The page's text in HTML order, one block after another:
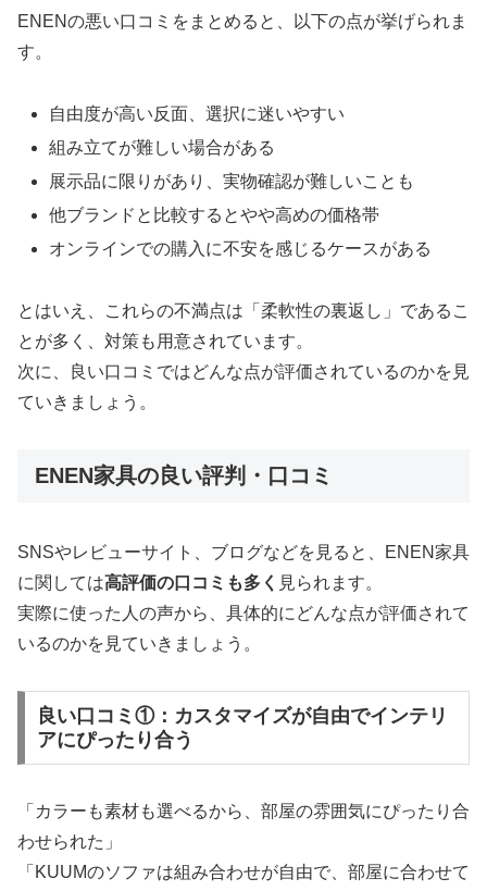
ENENの悪い口コミをまとめると、以下の点が挙げられま
す。
自由度が高い反面、選択に迷いやすい
組み立てが難しい場合がある
展示品に限りがあり、実物確認が難しいことも
他ブランドと比較するとやや高めの価格帯
オンラインでの購入に不安を感じるケースがある
とはいえ、これらの不満点は「柔軟性の裏返し」であるこ
とが多く、対策も用意されています。
次に、良い口コミではどんな点が評価されているのかを見
ていきましょう。
ENEN家具の良い評判・口コミ
SNSやレビューサイト、ブログなどを見ると、ENEN家具
に関しては高評価の口コミも多く 見られます。
実際に使った人の声から、具体的にどんな点が評価されて
いるのかを見ていきましょう。
良い口コミ①：カスタマイズが自由でインテリ
アにぴったり合う
「カラーも素材も選べるから、部屋の雰囲気にぴったり合
わせられた」
「KUUMのソファは組み合わせが自由で、部屋に合わせて